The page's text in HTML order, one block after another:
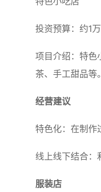
投资预算：约1
项目介绍：特色
茶、手工甜品等
经营建议
特色化：在制作
线上线下结合：
服装店